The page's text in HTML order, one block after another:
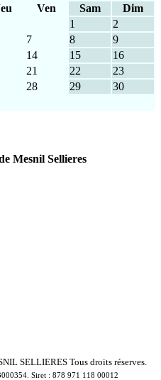
Ven Sam
Dim
1
2
7 8
9
14 15
16
21 22
23
28 29
30
Mesnil Sellieres
SELLIERES Tous droits réserves.
Siret : 878 971 118 00012